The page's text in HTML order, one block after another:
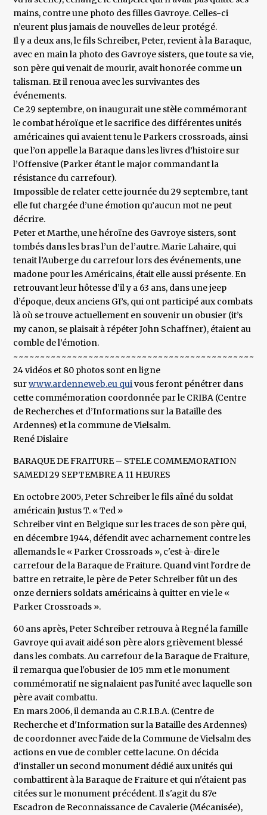
mains, contre une photo des filles Gavroye. Celles-ci
n’eurent plus jamais de nouvelles de leur protégé.
Il y a deux ans, le fils Schreiber, Peter, revient à la Baraque,
avec en main la photo des Gavroye sisters, que toute sa vie,
son père qui venait de mourir, avait honorée comme un
talisman. Et il renoua avec les survivantes des
événements.
Ce 29 septembre, on inaugurait une stèle commémorant
le combat héroïque et le sacrifice des différentes unités
américaines qui avaient tenu le Parkers crossroads, ainsi
que l’on appelle la Baraque dans les livres d’histoire sur
l’Offensive (Parker étant le major commandant la
résistance du carrefour).
Impossible de relater cette journée du 29 septembre, tant
elle fut chargée d’une émotion qu’aucun mot ne peut
décrire.
Peter et Marthe, une héroïne des Gavroye sisters, sont
tombés dans les bras l’un de l’autre. Marie Lahaire, qui
tenait l’Auberge du carrefour lors des événements, une
madone pour les Américains, était elle aussi présente. En
retrouvant leur hôtesse d’il y a 63 ans, dans une jeep
d’époque, deux anciens GI’s, qui ont participé aux combats
là où se trouve actuellement en souvenir un obusier (it’s
my canon, se plaisait à répéter John Schaffner), étaient au
comble de l’émotion.
24 vidéos et 80 photos sont en ligne
surwww.ardenneweb.eu quivous feront pénétrer dans
cette commémoration coordonnée par le CRIBA (Centre
de Recherches et d’Informations sur la Bataille des
Ardennes) et la commune de Vielsalm.
René Dislaire
BARAQUE DE FRAITURE – STELE COMMEMORATION
SAMEDI 29 SEPTEMBRE A 11 HEURES
En octobre 2005, Peter Schreiber le fils aîné du soldat
américain Justus T. « Ted »
Schreiber vint en Belgique sur les traces de son père qui,
en décembre 1944, défendit avec acharnement contre les
allemands le « Parker Crossroads », c'est-à-dire le
carrefour de la Baraque de Fraiture. Quand vint l'ordre de
battre en retraite, le père de Peter Schreiber fût un des
onze derniers soldats américains à quitter en vie le «
Parker Crossroads ».
60 ans après, Peter Schreiber retrouva à Regné la famille
Gavroye qui avait aidé son père alors grièvement blessé
dans les combats. Au carrefour de la Baraque de Fraiture,
il remarqua que l'obusier de 105 mm et le monument
commémoratif ne signalaient pas l'unité avec laquelle son
père avait combattu.
En mars 2006, il demanda au C.R.I.B.A. (Centre de
Recherche et d'Information sur la Bataille des Ardennes)
de coordonner avec l'aide de la Commune de Vielsalm des
actions en vue de combler cette lacune. On décida
d'installer un second monument dédié aux unités qui
combattirent à la Baraque de Fraiture et qui n'étaient pas
citées sur le monument précédent. Il s'agit du 87e
Escadron de Reconnaissance de Cavalerie (Mécanisée),